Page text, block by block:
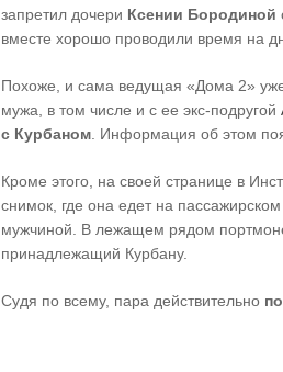
запретил дочери Ксении Бородиной
вместе хорошо проводили время на
Похоже, и сама ведущая «Дома 2»
мужа, в том числе и с ее экс-подругой
с Курбаном . Информация об этом
Кроме этого, на своей странице в
снимок, где она едет на
мужчиной. В лежащем рядом
принадлежащий Курбану.
Судя по всему, пара действительно